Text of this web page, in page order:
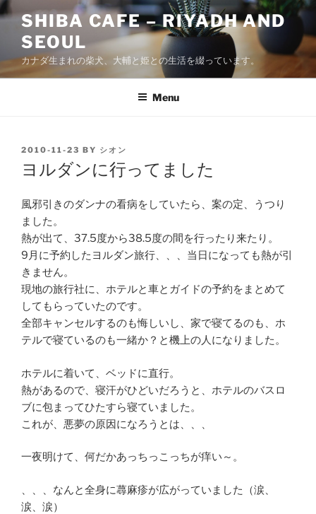
Skip
content
SHIBA CAFE – RIYADH AND
SEOUL
カナダ生まれの柴犬、大輔と姫との生活を綴っています。
Menu
POSTED
2010-11-23 BY シオン
ヨルダンに行ってました
風邪引きのダンナの看病をしていたら、案の定、うつり
ました。
熱が出て、37.5度から38.5度の間を行ったり来たり。
9月に予約したヨルダン旅行、、、当日になっても熱が引
きません。
現地の旅行社に、ホテルと車とガイドの予約をまとめて
してもらっていたのです。
全部キャンセルするのも悔しいし、家で寝てるのも、ホ
テルで寝ているのも一緒か？と機上の人になりました。
ホテルに着いて、ベッドに直行。
熱があるので、寝汗がひどいだろうと、ホテルのバスロ
ブに包まってひたすら寝ていました。
これが、悪夢の原因になろうとは、、、
一夜明けて、何だかあっちっこっちが痒い～。
、、、なんと全身に蕁麻疹が広がっていました（涙、
涙、涙）